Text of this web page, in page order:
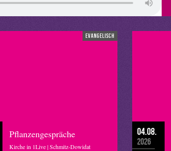
habe, dann ist es richtig befreiend, wenn
evangelisch
Pflanzengespräche
Kirche in 1Live | Schmitz-Dowidat
04.08.
2026